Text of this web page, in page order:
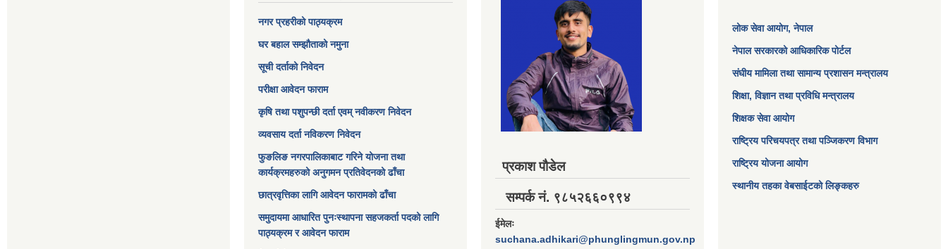
नगर प्रहरीको पाठ्यक्रम
घर बहाल सम्झौताको नमुना
सूची दर्ताको निवेदन
परीक्षा आवेदन फाराम
कृषि तथा पशुपन्छी दर्ता एवम् नवीकरण निवेदन
व्यवसाय दर्ता नविकरण निवेदन
फुङलिङ नगरपालिकाबाट गरिने योजना तथा
कार्यक्रमहरुको अनुगमन प्रतिवेदनको ढाँचा
छात्रवृत्तिका लागि आवेदन फारामको ढाँचा
समुदायमा आधारित पुनःस्थापना सहजकर्ता पदको लागि
पाठ्यक्रम र आवेदन फाराम
प्रकाश पौडेल
सम्पर्क नं. ९८५२६६०९९४
ईमेलः
suchana.adhikari@phunglingmun.gov.np
लोक सेवा आयोग, नेपाल
नेपाल सरकारको आधिकारिक पोर्टल
संघीय मामिला तथा सामान्य प्रशासन मन्त्रालय
शिक्षा, विज्ञान तथा प्रविधि मन्त्रालय
शिक्षक सेवा आयोग
राष्ट्रिय परिचयपत्र तथा पञ्जिकरण विभाग
राष्ट्रिय योजना आयोग
स्थानीय तहका वेबसाईटको लिङ्कहरु